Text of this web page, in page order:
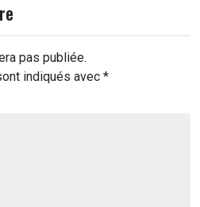
pas publiée.
indiqués avec *